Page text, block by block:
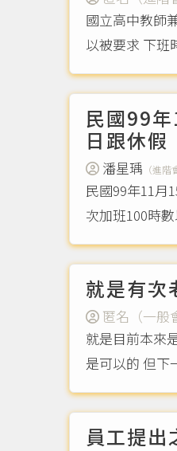
國立高中教師
以被
民國99
日跟休假
潘星瑀 （進階
民國99年11月
次加班100時
就是有次
匿名（一般
就是目前本來
是可以的 但下
員工提